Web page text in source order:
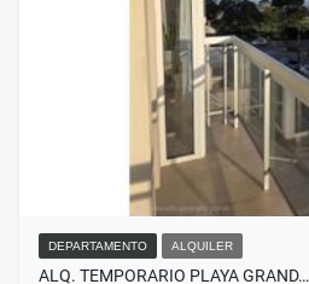
DEPARTAMENTO ALQUILER
ALQ. TEMPORARIO PLAYA GRAND…